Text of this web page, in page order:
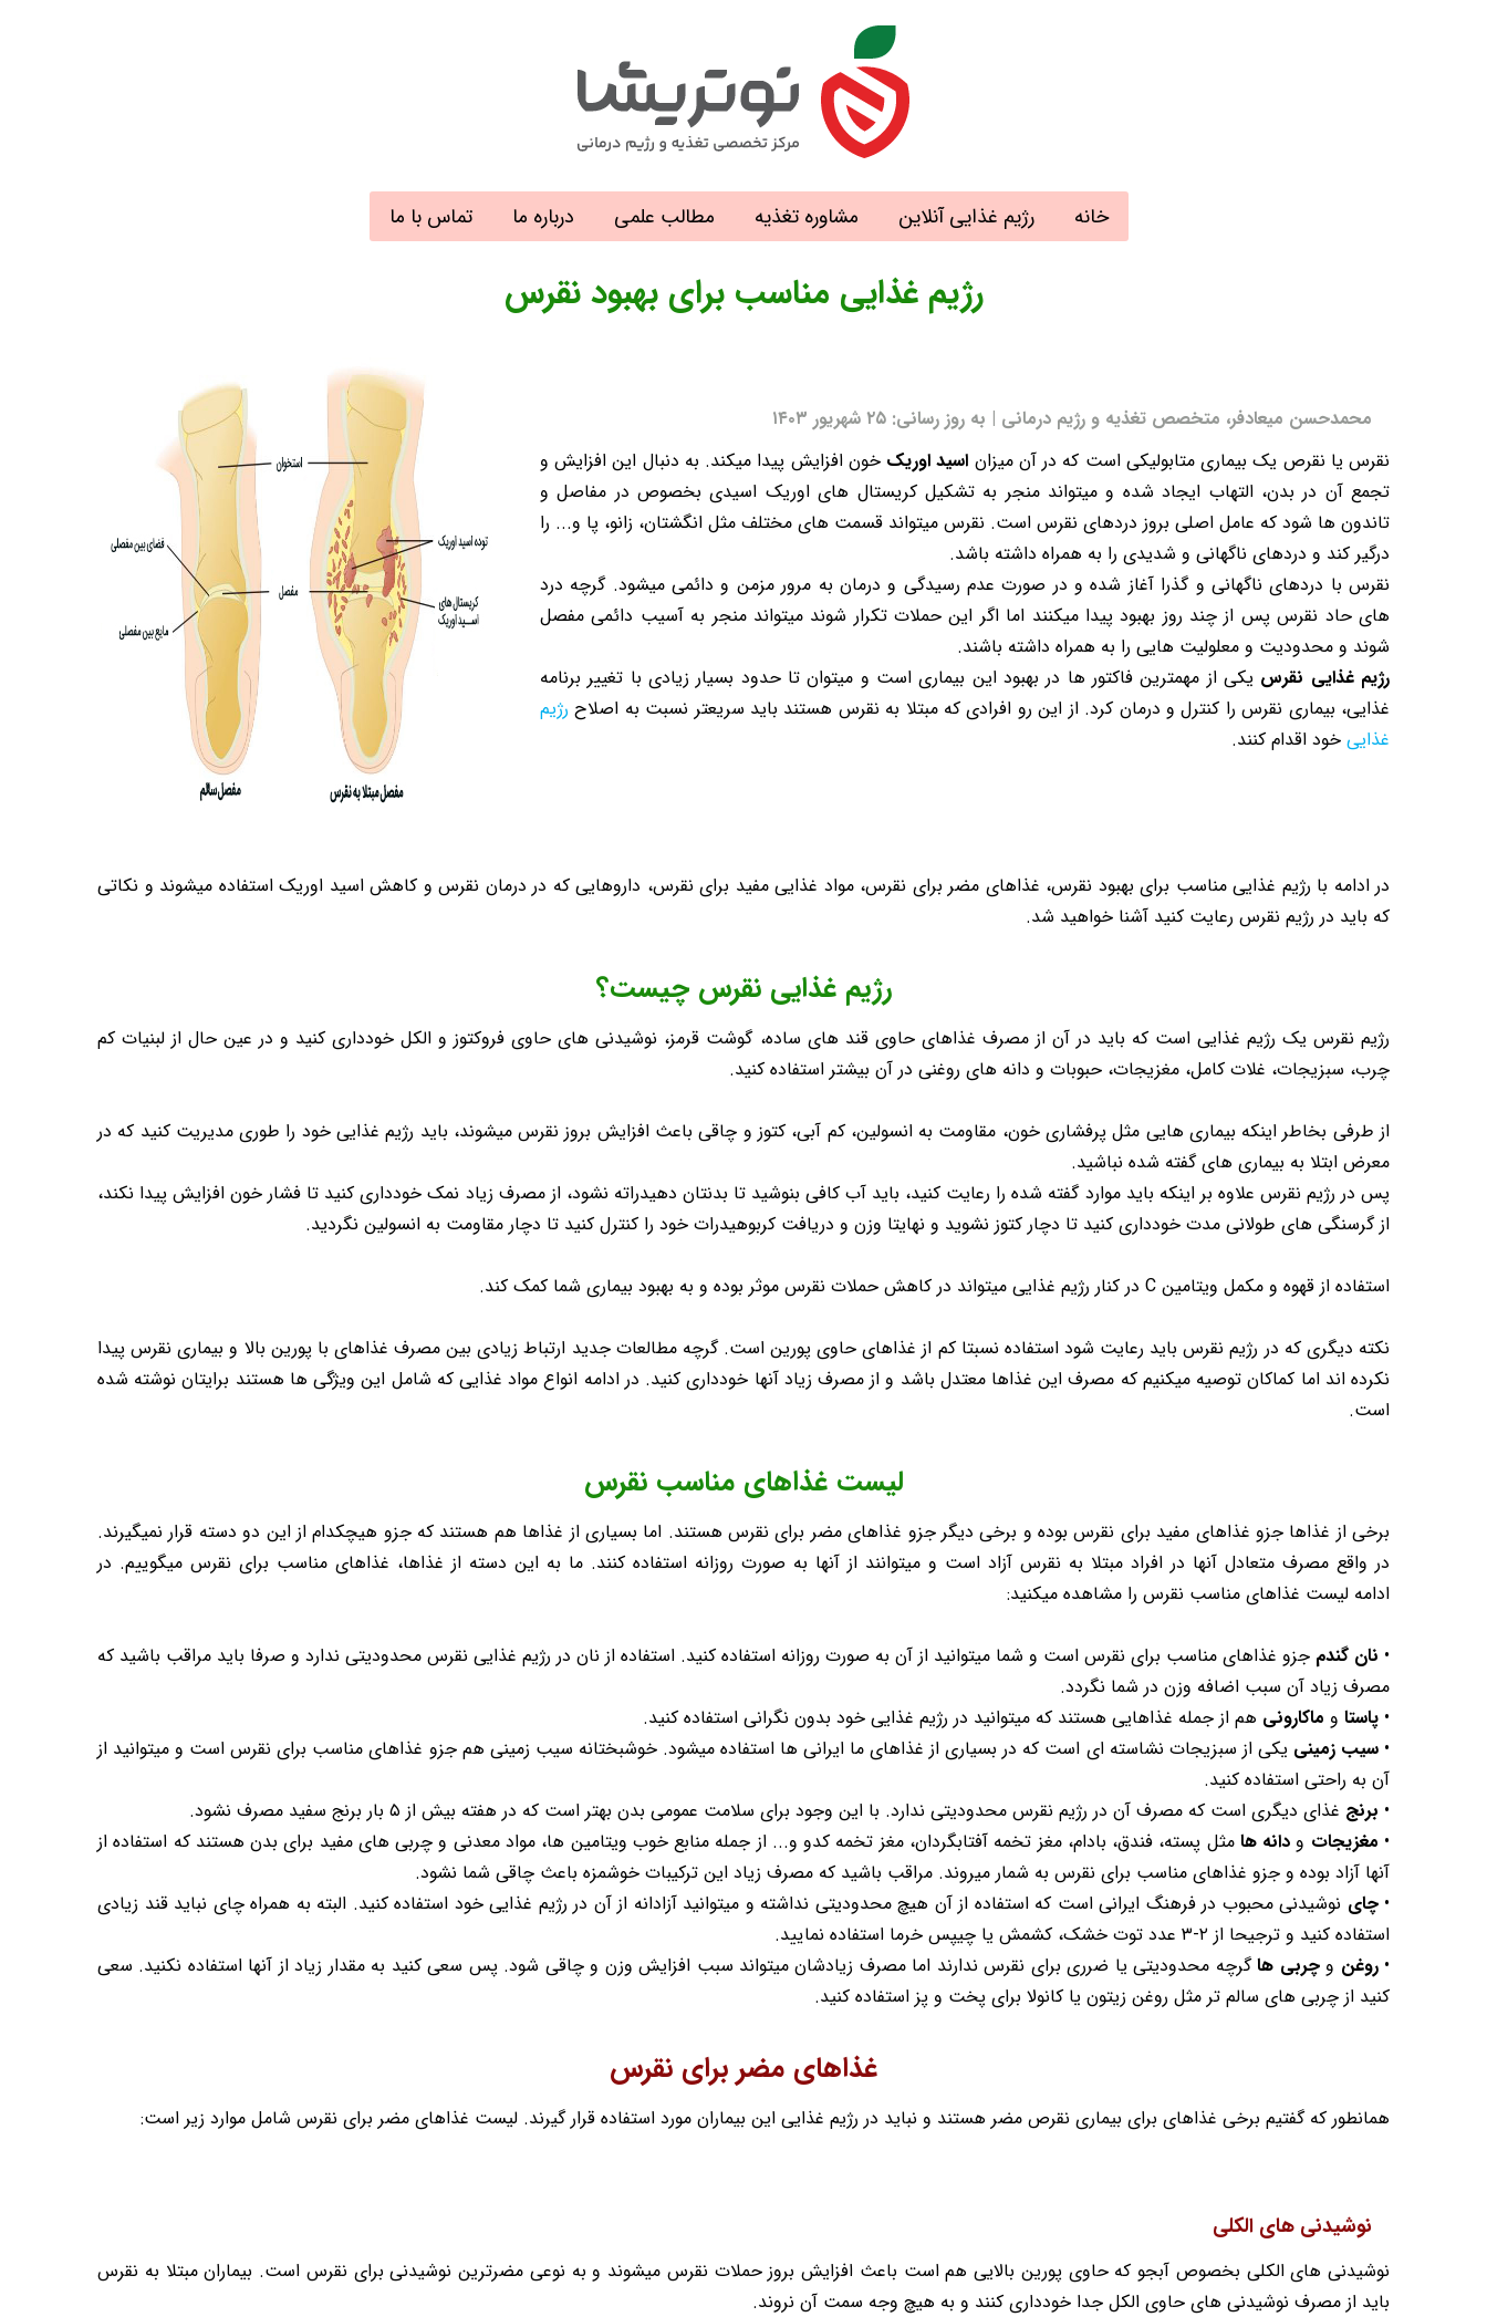
خانه رژیم غذایی آنلاین مشاوره تغذیه مطالب علمی درباره ما تماس با ما
رژیم غذایی مناسب برای بهبود نقرس
محمدحسن میعادفر، متخصص تغذیه و رژیم درمانی | به روز رسانی: ۲۵ شهریور ۱۴۰۳
نقرس یا نقرص یک بیماری متابولیکی است که در آن میزان اسید اوریک خون افزایش پیدا میکند. به دنبال این افزایش و
تجمع آن در بدن، التهاب ایجاد شده و میتواند منجر به تشکیل کریستال های اوریک اسیدی بخصوص در مفاصل و
تاندون ها شود که عامل اصلی بروز دردهای نقرس است. نقرس میتواند قسمت های مختلف مثل انگشتان، زانو، پا و... را
درگیر کند و دردهای ناگهانی و شدیدی را به همراه داشته باشد.
نقرس با دردهای ناگهانی و گذرا آغاز شده و در صورت عدم رسیدگی و درمان به مرور مزمن و دائمی میشود. گرچه درد
های حاد نقرس پس از چند روز بهبود پیدا میکنند اما اگر این حملات تکرار شوند میتواند منجر به آسیب دائمی مفصل
شوند و محدودیت و معلولیت هایی را به همراه داشته باشند.
رژیم غذایی نقرس یکی از مهمترین فاکتور ها در بهبود این بیماری است و میتوان تا حدود بسیار زیادی با تغییر برنامه
غذایی، بیماری نقرس را کنترل و درمان کرد. از این رو افرادی که مبتلا به نقرس هستند باید سریعتر نسبت به اصلاح رژیم
غذایی خود اقدام کنند.
در ادامه با رژیم غذایی مناسب برای بهبود نقرس، غذاهای مضر برای نقرس، مواد غذایی مفید برای نقرس، داروهایی که در درمان نقرس و کاهش اسید اوریک استفاده میشوند و نکاتی
که باید در رژیم نقرس رعایت کنید آشنا خواهید شد.
رژیم غذایی نقرس چیست؟
رژیم نقرس یک رژیم غذایی است که باید در آن از مصرف غذاهای حاوی قند های ساده، گوشت قرمز، نوشیدنی های حاوی فروکتوز و الکل خودداری کنید و در عین حال از لبنیات کم
چرب، سبزیجات، غلات کامل، مغزیجات، حبوبات و دانه های روغنی در آن بیشتر استفاده کنید.
از طرفی بخاطر اینکه بیماری هایی مثل پرفشاری خون، مقاومت به انسولین، کم آبی، کتوز و چاقی باعث افزایش بروز نقرس میشوند، باید رژیم غذایی خود را طوری مدیریت کنید که در
معرض ابتلا به بیماری های گفته شده نباشید.
پس در رژیم نقرس علاوه بر اینکه باید موارد گفته شده را رعایت کنید، باید آب کافی بنوشید تا بدنتان دهیدراته نشود، از مصرف زیاد نمک خودداری کنید تا فشار خون افزایش پیدا نکند،
از گرسنگی های طولانی مدت خودداری کنید تا دچار کتوز نشوید و نهایتا وزن و دریافت کربوهیدرات خود را کنترل کنید تا دچار مقاومت به انسولین نگردید.
استفاده از قهوه و مکمل ویتامین C در کنار رژیم غذایی میتواند در کاهش حملات نقرس موثر بوده و به بهبود بیماری شما کمک کند.
نکته دیگری که در رژیم نقرس باید رعایت شود استفاده نسبتا کم از غذاهای حاوی پورین است. گرچه مطالعات جدید ارتباط زیادی بین مصرف غذاهای با پورین بالا و بیماری نقرس پیدا
نکرده اند اما کماکان توصیه میکنیم که مصرف این غذاها معتدل باشد و از مصرف زیاد آنها خودداری کنید. در ادامه انواع مواد غذایی که شامل این ویژگی ها هستند برایتان نوشته شده
است.
لیست غذاهای مناسب نقرس
برخی از غذاها جزو غذاهای مفید برای نقرس بوده و برخی دیگر جزو غذاهای مضر برای نقرس هستند. اما بسیاری از غذاها هم هستند که جزو هیچکدام از این دو دسته قرار نمیگیرند.
در واقع مصرف متعادل آنها در افراد مبتلا به نقرس آزاد است و میتوانند از آنها به صورت روزانه استفاده کنند. ما به این دسته از غذاها، غذاهای مناسب برای نقرس میگوییم. در
ادامه لیست غذاهای مناسب نقرس را مشاهده میکنید:
• نان گندم جزو غذاهای مناسب برای نقرس است و شما میتوانید از آن به صورت روزانه استفاده کنید. استفاده از نان در رژیم غذایی نقرس محدودیتی ندارد و صرفا باید مراقب باشید که
مصرف زیاد آن سبب اضافه وزن در شما نگردد.
• پاستا و ماکارونی هم از جمله غذاهایی هستند که میتوانید در رژیم غذایی خود بدون نگرانی استفاده کنید.
•سیب زمینی یکی از سبزیجات نشاسته ای است که در بسیاری از غذاهای ما ایرانی ها استفاده میشود. خوشبختانه سیب زمینی هم جزو غذاهای مناسب برای نقرس است و میتوانید از
آن به راحتی استفاده کنید.
• برنج غذای دیگری است که مصرف آن در رژیم نقرس محدودیتی ندارد. با این وجود برای سلامت عمومی بدن بهتر است که در هفته بیش از ۵ بار برنج سفید مصرف نشود.
• مغزیجات و دانه ها مثل پسته، فندق، بادام، مغز تخمه آفتابگردان، مغز تخمه کدو و... از جمله منابع خوب ویتامین ها، مواد معدنی و چربی های مفید برای بدن هستند که استفاده از
آنها آزاد بوده و جزو غذاهای مناسب برای نقرس به شمار میروند. مراقب باشید که مصرف زیاد این ترکیبات خوشمزه باعث چاقی شما نشود.
•چای نوشیدنی محبوب در فرهنگ ایرانی است که استفاده از آن هیچ محدودیتی نداشته و میتوانید آزادانه از آن در رژیم غذایی خود استفاده کنید. البته به همراه چای نباید قند زیادی
استفاده کنید و ترجیحا از ۲-۳ عدد توت خشک، کشمش یا چیپس خرما استفاده نمایید.
•روغن وچربی هاگرچه محدودیتی یا ضرری برای نقرس ندارند اما مصرف زیادشان میتواند سبب افزایش وزن و چاقی شود. پس سعی کنید به مقدار زیاد از آنها استفاده نکنید. سعی
کنید از چربی های سالم تر مثل روغن زیتون یا کانولا برای پخت و پز استفاده کنید.
غذاهای مضر برای نقرس
همانطور که گفتیم برخی غذاهای برای بیماری نقرص مضر هستند و نباید در رژیم غذایی این بیماران مورد استفاده قرار گیرند. لیست غذاهای مضر برای نقرس شامل موارد زیر است:
نوشیدنی های الکلی
نوشیدنی های الکلی بخصوص آبجو که حاوی پورین بالایی هم است باعث افزایش بروز حملات نقرس میشوند و به نوعی مضرترین نوشیدنی برای نقرس است. بیماران مبتلا به نقرس
باید از مصرف نوشیدنی های حاوی الکل جدا خودداری کنند و به هیچ وجه سمت آن نروند.